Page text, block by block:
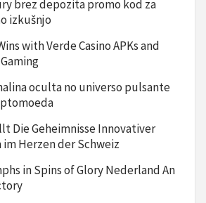
brez depozita promo kod za
izkušnjo
with Verde Casino APKs and
oculta no universo pulsante
Die Geheimnisse Innovativer
Herzen der Schweiz
in Spins of Glory Nederland An